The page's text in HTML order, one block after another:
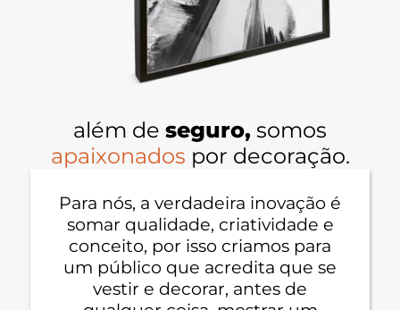
além de seguro, somos
apaixonados por decoração.
Para nós, a verdadeira inovação é
somar qualidade, criatividade e
conceito, por isso criamos para
um público que acredita que se
vestir e decorar, antes de